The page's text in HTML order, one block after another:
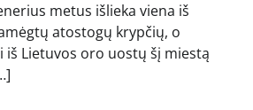
metus išlieka viena iš
atostogų krypčių, o
iš Lietuvos oro uostų šį miestą